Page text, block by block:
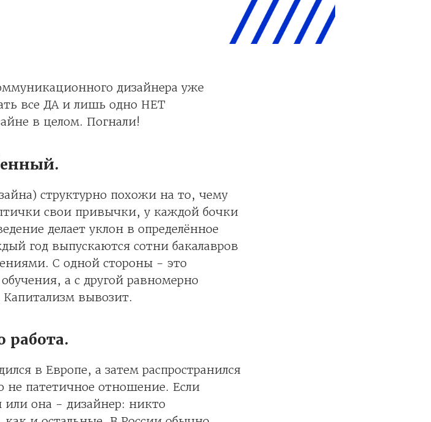
дизайнера уже
все ДА и лишь одно НЕТ
в целом. Погнали!
структурно похожи на то, чему
свои привычки, у каждой бочки
делает уклон в определённое
год выпускаются сотни бакалавров
С одной стороны - это
а с другой равномерно
вывозит.
работа.
в Европе, а затем распространился
патетичное отношение. Если
или она - дизайнер: никто